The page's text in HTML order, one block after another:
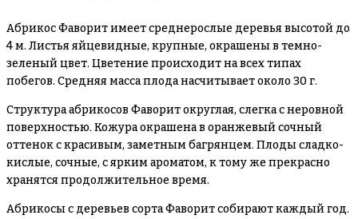
Абрикос Фаворит имеет среднерослые деревья высотой до
4 м. Листья яйцевидные, крупные, окрашены в темно-
зеленый цвет. Цветение происходит на всех типах
побегов. Средняя масса плода насчитывает около 30 г.
Структура абрикосов Фаворит округлая, слегка с неровной
поверхностью. Кожура окрашена в оранжевый сочный
оттенок с красивым, заметным багрянцем. Плоды сладко-
кислые, сочные, с ярким ароматом, к тому же прекрасно
хранятся продолжительное время.
Абрикосы с деревьев сорта Фаворит собирают каждый год.